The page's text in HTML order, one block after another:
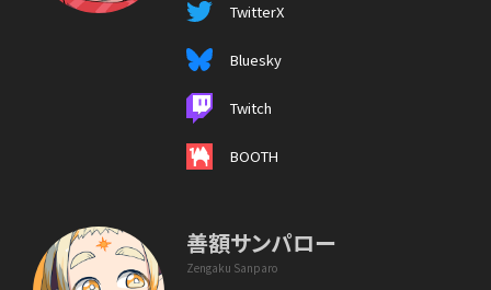
TwitterX
Bluesky
Twitch
BOOTH
善額サンパロー
Zengaku Sanparo